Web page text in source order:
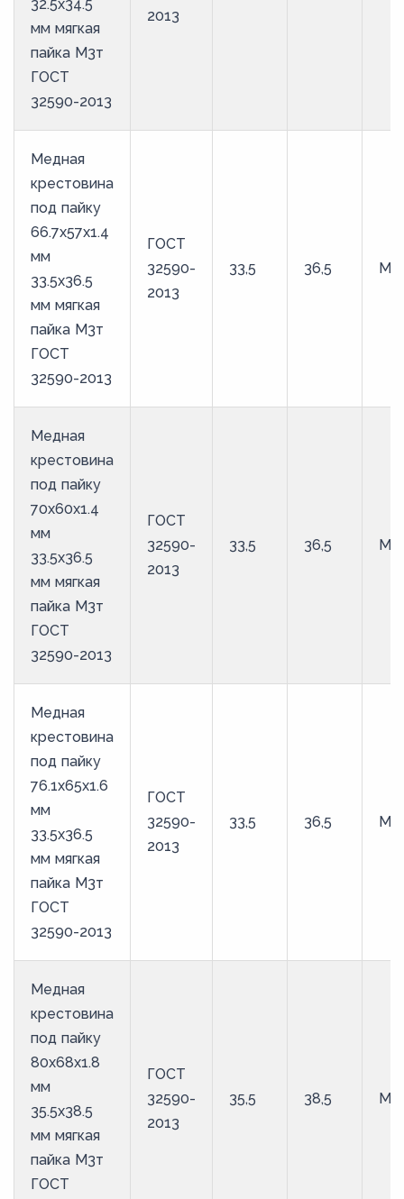
32.5х34.5
мм мягкая
пайка М3т
ГОСТ
32590-2013
2013
Медная
крестовина
под пайку
66.7х57х1.4
мм
33.5х36.5
мм мягкая
пайка М3т
ГОСТ
32590-2013
ГОСТ
32590-
2013
33,5 36,5
Медная
крестовина
под пайку
70х60х1.4
мм
33.5х36.5
мм мягкая
пайка М3т
ГОСТ
32590-2013
ГОСТ
32590-
2013
33,5 36,5
Медная
крестовина
под пайку
76.1х65х1.6
мм
33.5х36.5
мм мягкая
пайка М3т
ГОСТ
32590-2013
ГОСТ
32590-
2013
33,5 36,5
Медная
крестовина
под пайку
80х68х1.8
мм
35.5х38.5
мм мягкая
пайка М3т
ГОСТ
ГОСТ
32590-
2013
35,5 38,5